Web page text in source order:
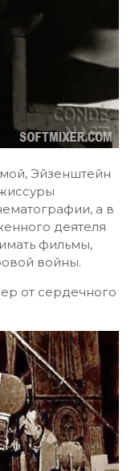
Эйзенштейн
а в
деятеля
фильмы,
войны.
от сердечного